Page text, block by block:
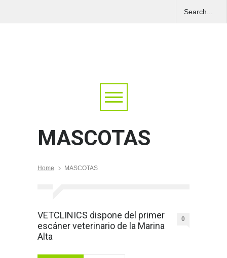
MASCOTAS
Home MASCOTAS
VETCLINICS dispone del primer
escáner veterinario de la Marina
Alta
0